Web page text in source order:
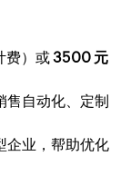
费）或3500 元
售自动化、定制
企业，帮助优化